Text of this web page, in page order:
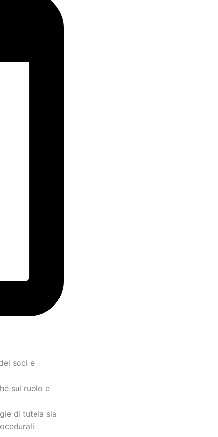
soci e
sul ruolo e
di tutela sia